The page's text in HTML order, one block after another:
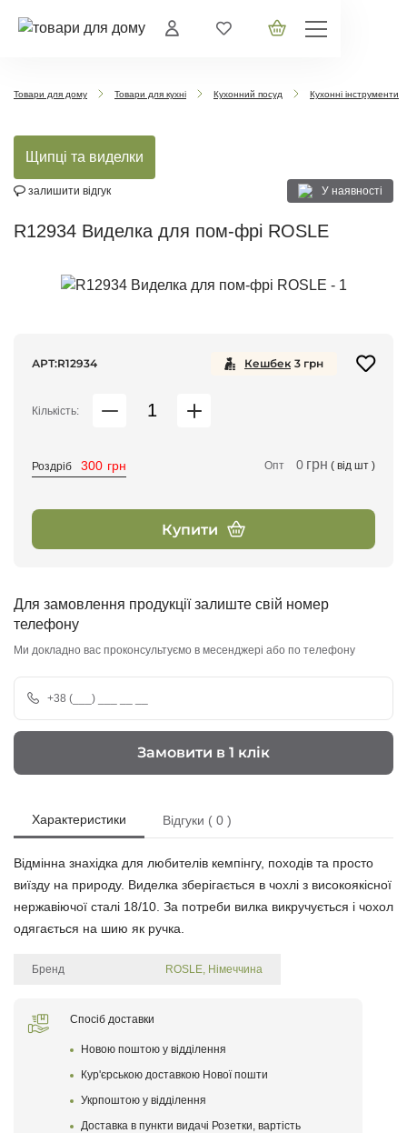
Товари для дому Товари для кухні Кухонний посуд Кухонні інструменти
Щипці та виделки
R12934 Виделка для пом-фрі ROSLE
залишити відгук У наявності
АРТ:R12934 Кешбек 3 грн
Кількість:
Роздріб 300 грн Опт 0 грн ( від шт )
Купити
Для замовлення продукції залиште свій номер
телефону
Ми докладно вас проконсультуємо в месенджері або по телефону
Замовити в 1 клік
Характеристики Відгуки ( 0 )
Відмінна знахідка для любителів кемпінгу, походів та просто
виїзду на природу. Виделка зберігається в чохлі з високоякісної
нержавіючої сталі 18/10. За потреби вилка викручується і чохол
одягається на шию як ручка.
Бренд ROSLE, Німеччина
Написати відгук
Після того як ваш відгук пройде модерацію, він
з'явиться на сайті
Спосіб доставки
Новою поштою у відділення
Кур'єрською доставкою Нової пошти
Укрпоштою у відділення
Доставка в пункти видачі Розетки, вартість